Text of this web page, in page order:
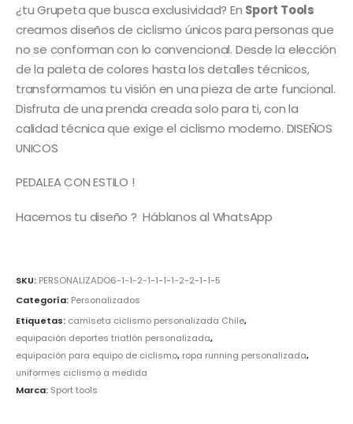
¿tu Grupeta que busca exclusividad? En Sport Tools
creamos diseños de ciclismo únicos para personas que
no se conforman con lo convencional. Desde la elección
de la paleta de colores hasta los detalles técnicos,
transformamos tu visión en una pieza de arte funcional.
Disfruta de una prenda creada solo para ti, con la
calidad técnica que exige el ciclismo moderno. DISEÑOS
UNICOS
PEDALEA CON ESTILO !
Hacemos tu diseño ? Háblanos al WhatsApp
SKU: PERSONALIZADO6-1-1-2-1-1-1-1-2-2-1-1-5
Categoría: Personalizados
Etiquetas: camiseta ciclismo personalizada Chile,
equipación deportes triatlón personalizada,
equipación para equipo de ciclismo, ropa running personalizada,
uniformes ciclismo a medida
Marca: Sport tools